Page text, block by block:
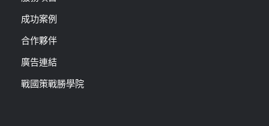
成功案例
合作夥伴
廣告連結
戰國策戰勝學院